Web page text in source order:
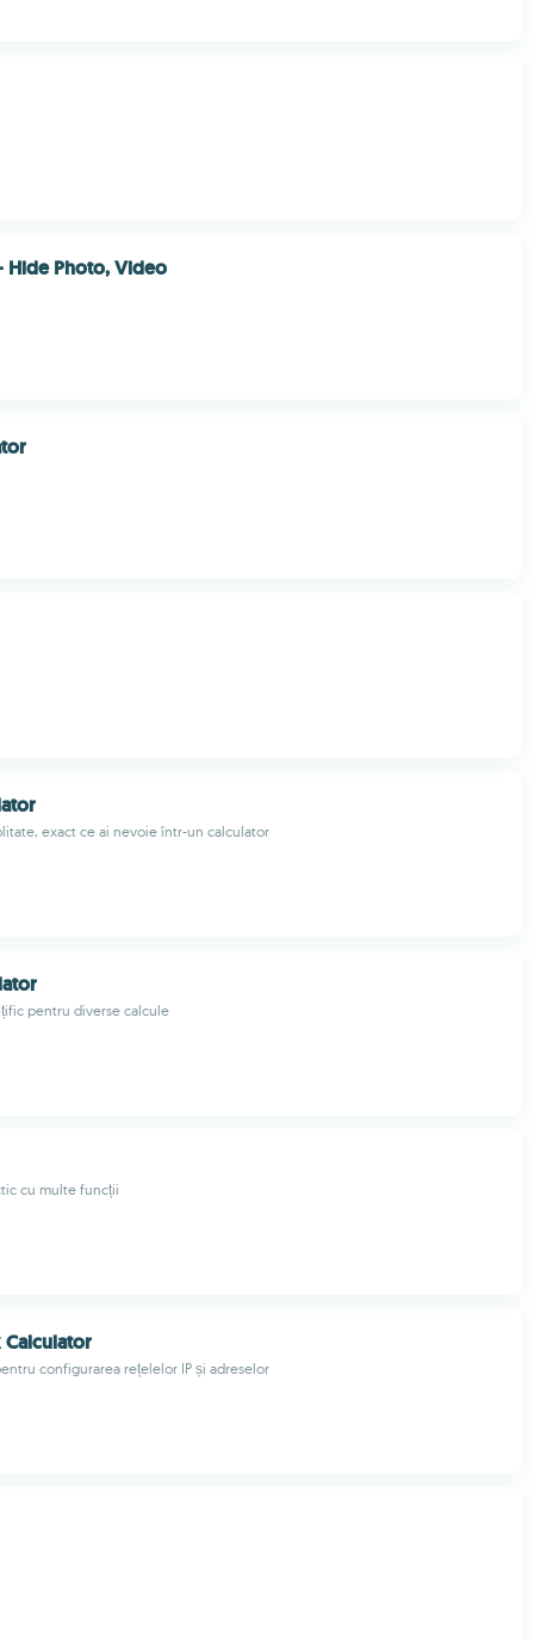
Hide Photo, Video
exact ce ai nevoie într-un calculator
pentru diverse calcule
cu multe funcții
configurarea rețelelor IP și adreselor